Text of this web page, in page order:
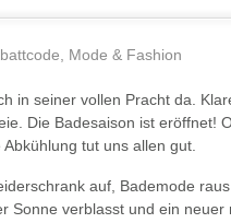
, Mode & Fashion
in seiner vollen Pracht da.
Die Badesaison ist eröffnet!
Abkühlung tut uns allen gut.
auf, Bademode
Sonne verblasst und ein neuer